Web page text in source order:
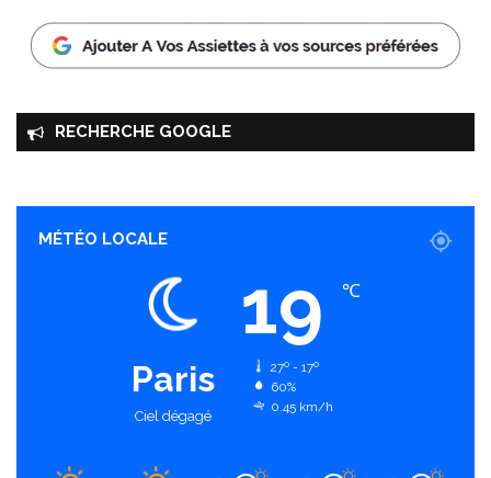
RECHERCHE GOOGLE
MÉTÉO LOCALE
Paris
Ciel dégagé
19 ℃
27º - 17º
60%
0.45 km/h